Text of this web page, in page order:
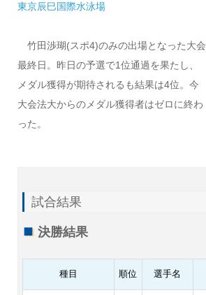
東京辰巳国際水泳場
竹田渉瑚(スポ4)のみの出場となった大会
最終日。昨日の予選で1位通過を果たし、
メダル獲得が期待されるも結果は4位。今
大会法大からのメダル獲得者はゼロに終わ
った。
試合結果
決勝結果
種目 順位 選手名